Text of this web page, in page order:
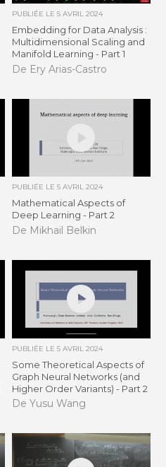
PUBLIÉE LE 5 AVRIL 2024
Embedding for Data Analysis :
Multidimensional Scaling and
Manifold Learning - Part 1
De Ery Arias-Castro
PUBLIÉE LE 5 AVRIL 2024
Mathematical Aspects of
Deep Learning - Part 2
De Mikhail Belkin
PUBLIÉE LE 5 AVRIL 2024
Some Theoretical Aspects of
Graph Neural Networks (and
Higher Order Variants) - Part 2
De Yusu Wang